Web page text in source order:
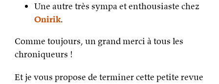
Une autre très sympa et enthousiaste chez
Onirik.
Comme toujours, un grand merci à tous les
chroniqueurs !
Et je vous propose de terminer cette petite revue